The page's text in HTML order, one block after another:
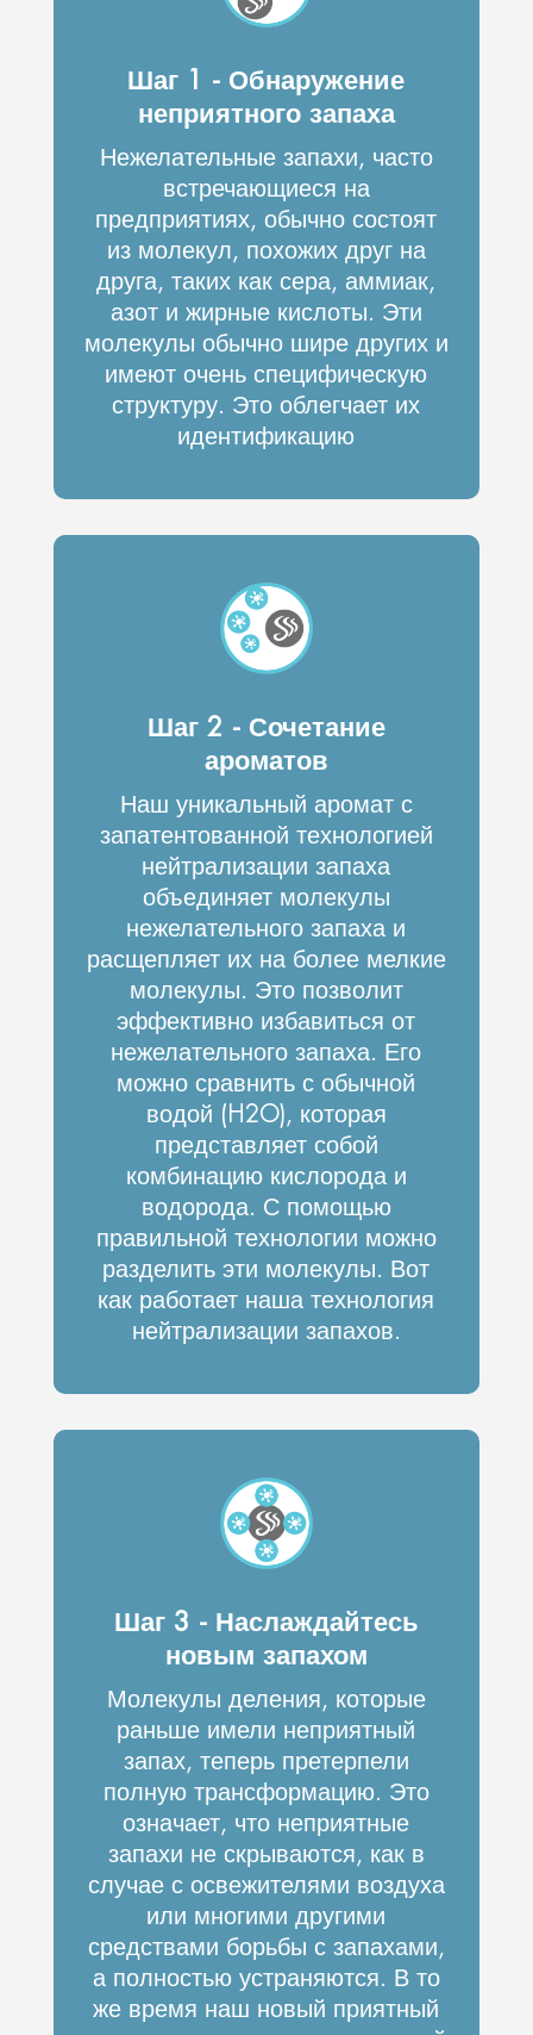
Шаг 1 - Обнаружение
неприятного запаха
Нежелательные запахи, часто
встречающиеся на
предприятиях, обычно состоят
из молекул, похожих друг на
друга, таких как сера, аммиак,
азот и жирные кислоты. Эти
молекулы обычно шире других и
имеют очень специфическую
структуру. Это облегчает их
идентификацию
Шаг 2 - Сочетание
ароматов
Наш уникальный аромат с
запатентованной технологией
нейтрализации запаха
объединяет молекулы
нежелательного запаха и
расщепляет их на более мелкие
молекулы. Это позволит
эффективно избавиться от
нежелательного запаха. Его
можно сравнить с обычной
водой (H2O), которая
представляет собой
комбинацию кислорода и
водорода. С помощью
правильной технологии можно
разделить эти молекулы. Вот
как работает наша технология
нейтрализации запахов.
Шаг 3 - Наслаждайтесь
новым запахом
Молекулы деления, которые
раньше имели неприятный
запах, теперь претерпели
полную трансформацию. Это
означает, что неприятные
запахи не скрываются, как в
случае с освежителями воздуха
или многими другими
средствами борьбы с запахами,
а полностью устраняются. В то
же время наш новый приятный